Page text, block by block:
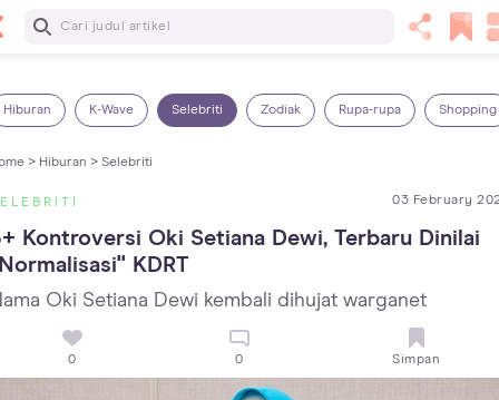
Baca Selanjutnya
Hiburan K-Wave Selebriti Zodiak Rupa-rupa Shopping
> Hiburan > Selebriti
03 February
Kontroversi Oki Setiana Dewi, Terbaru Dinilai
KDRT
Oki Setiana Dewi kembali dihujat warganet
0 0 Simpan